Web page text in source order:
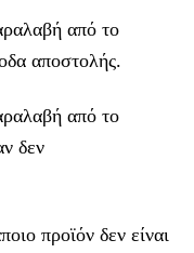
από το
αποστολής.
από το
δεν
προϊόν δεν είναι